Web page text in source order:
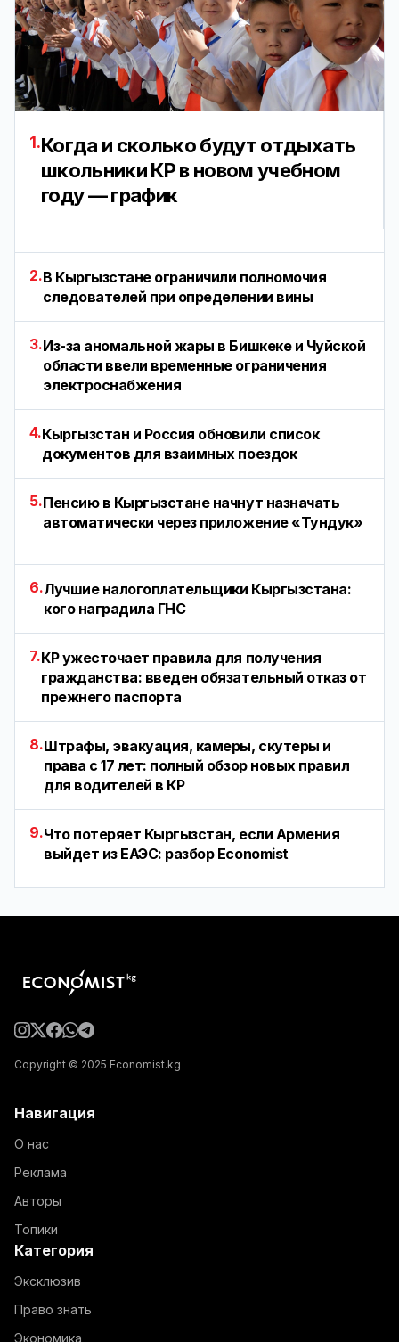
1.Когда и сколько будут отдыхать
школьники КР в новом учебном
году — график
2.В Кыргызстане ограничили полномочия
следователей при определении вины
3.Из-за аномальной жары в Бишкеке и Чуйской
области ввели временные ограничения
электроснабжения
4.Кыргызстан и Россия обновили список
документов для взаимных поездок
5.Пенсию в Кыргызстане начнут назначать
автоматически через приложение «Тундук»
6.Лучшие налогоплательщики Кыргызстана:
кого наградила ГНС
7.КР ужесточает правила для получения
гражданства: введен обязательный отказ от
прежнего паспорта
8.Штрафы, эвакуация, камеры, скутеры и
права с 17 лет: полный обзор новых правил
для водителей в КР
9.Что потеряет Кыргызстан, если Армения
выйдет из ЕАЭС: разбор Economist
Copyright © 2025 Economist.kg
Навигация
О нас
Реклама
Авторы
Топики
Категория
Эксклюзив
Право знать
Экономика